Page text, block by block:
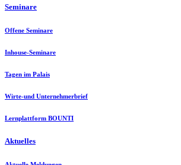
Seminare
Offene Seminare
Inhouse-Seminare
Tagen im Palais
Wirte-und Unternehmerbrief
Lernplattform BOUNTI
Aktuelles